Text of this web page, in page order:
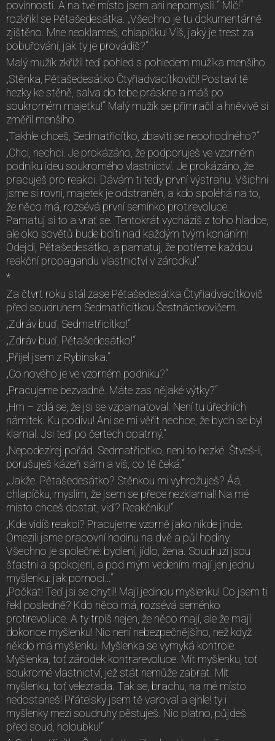
povinnosti. A na tvé místo jsem ani nepomyslil.“ Mlč!“
rozkřikl se Pětašedesátka. „Všechno je tu dokumentárně
zjištěno. Mne neoklameš, chlapíčku! Víš, jaký je trest za
pobuřování, jak ty je provádíš?“
Malý mužík zkřížil teď pohled s pohledem mužíka menšího.
„Stěnka, Pětašedesátko Čtyřiadvacítkoviči! Postaví tě
hezky ke stěně, salva do tebe práskne a máš po
soukromém majetku!“ Malý mužík se přimračil a hněvivě si
změřil menšího.
„Takhle chceš, Sedmatřicítko, zbaviti se nepohodlného?“
„Chci, nechci. Je prokázáno, že podporuješ ve vzorném
podniku ideu soukromého vlastnictví. Je prokázáno, že
pracuješ pro reakci. Dávám ti tedy první výstrahu. Všichni
jsme si rovni, majetek je odstraněn, a kdo spoléhá na to,
že něco má, rozsévá první semínko protirevoluce.
Pamatuj si to a vrať se. Tentokrát vycházíš z toho hladce,
ale oko sovětů bude bdíti nad každým tvým konáním!
Odejdi, Pětašedesátko, a pamatuj, že potřeme každou
reakční propagandu vlastnictví v zárodku!“
*
Za čtvrt roku stál zase Pětašedesátka Čtyřiadvacítkovič
před soudruhem Sedmatřicítkou Šestnáctkovičem.
„Zdráv buď, Sedmatřicítko!“
„Zdráv buď, Pětašedesátko!“
„Přijel jsem z Rybinska.“
„Co nového je ve vzorném podniku?“
„Pracujeme bezvadně. Máte zas nějaké výtky?“
„Hm – zdá se, že jsi se vzpamatoval. Není tu úředních
námitek. Ku podivu! Ani se mi věřit nechce, že bych se byl
klamal. Jsi teď po čertech opatrný.“
„Nepodezírej pořád. Sedmatřicítko, není to hezké. Štveš-li,
porušuješ kázeň sám a víš, co tě čeká.“
„Jakže. Pětašedesátko? Stěnkou mi vyhrožuješ? Áá,
chlapíčku, myslím, že jsem se přece nezklamal! Na mé
místo chceš dostat, viď? Reakčníku!“
„Kde vidíš reakci? Pracujeme vzorně jako nikde jinde.
Omezili jsme pracovní hodinu na dvě a půl hodiny.
Všechno je společné: bydlení, jídlo, žena. Soudruzi jsou
šťastni a spokojeni, a pod mým vedením mají jen jednu
myšlenku: jak pomoci…“
„Počkat! Teď jsi se chytil! Mají jedinou myšlenku! Co jsem ti
řekl posledně? Kdo něco má, rozsévá seménko
protirevoluce. A ty trpíš nejen, že něco mají, ale že mají
dokonce myšlenku! Nic není nebezpečnějšího, než když
někdo má myšlenku. Myšlenka se vymyká kontrole.
Myšlenka, toť zárodek kontrarevoluce. Mít myšlenku, toť
soukromé vlastnictví, jež stát nemůže zabrat. Mít
myšlenku, toť velezrada. Tak se, brachu, na mé místo
nedostaneš! Přátelsky jsem tě varoval a ejhle! ty i
myšlenky mezi soudruhy pěstuješ. Nic platno, půjdeš
před soud, holoubku!“